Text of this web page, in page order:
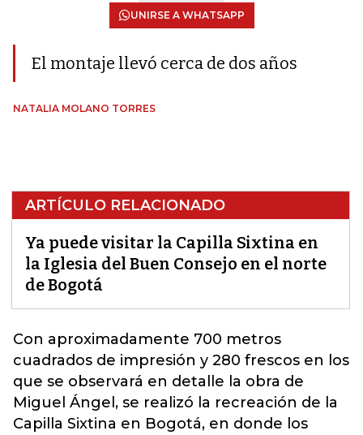
UNIRSE A WHATSAPP
El montaje llevó cerca de dos años
NATALIA MOLANO TORRES
ARTÍCULO RELACIONADO
Ya puede visitar la Capilla Sixtina en
la Iglesia del Buen Consejo en el norte
de Bogotá
Con aproximadamente 700 metros
cuadrados de impresión y 280 frescos en los
que se observará en detalle la obra de
Miguel Ángel, se realizó la recreación de la
Capilla Sixtina en Bogotá, en donde los